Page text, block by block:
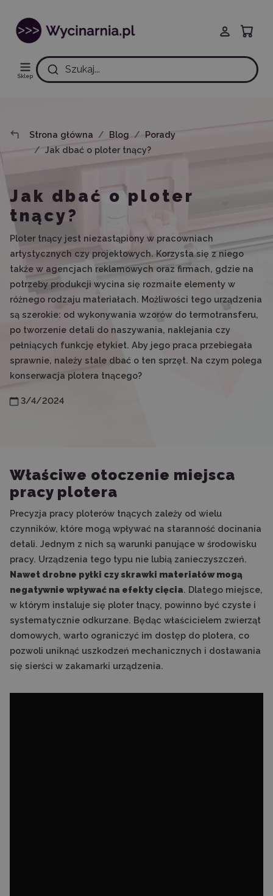
Sklep
Szukaj...
Strona główna Blog
Porady
Jak dbać o ploter tnący?
Jak dbać o ploter
tnący?
Ploter tnący jest niezastąpiony w pracowniach
artystycznych czy projektowych. Korzysta się z niego
także w agencjach reklamowych oraz firmach, gdzie na
potrzeby produkcji wycina się rozmaite elementy w
różnego rodzaju materiałach. Możliwości tego urządzenia
są szerokie: od wykonywania wzorów do termotransferu,
po tworzenie detali do naszywania, naklejania czy
pełniących funkcję etykiet. Aby jego praca przebiegała
sprawnie, należy stale dbać o ten sprzęt. Na czym polega
konserwacja plotera tnącego?
3/4/2024
Właściwe otoczenie miejsca
pracy plotera
Precyzja pracy ploterów tnących zależy od wielu
czynników, które mogą wpływać na staranność docinania
detali. Jednym z nich są warunki panujące w środowisku
pracy. Urządzenia tego typu nie lubią zanieczyszczeń.
Nawet drobne pyłki czy skrawki materiałów mogą
negatywnie wpływać na efekty cięcia. Dlatego miejsce,
w którym instaluje się ploter tnący, powinno być czyste i
systematycznie odkurzane. Będąc właścicielem zwierząt
domowych, warto ograniczyć im dostęp do plotera, co
pozwoli uniknąć uszkodzeń mechanicznych i dostawania
się sierści w zakamarki urządzenia.